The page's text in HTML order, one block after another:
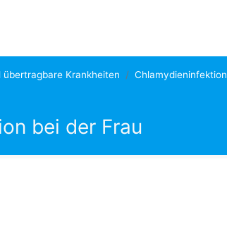
übertragbare Krankheiten
Chlamydieninfektion
bei der Frau